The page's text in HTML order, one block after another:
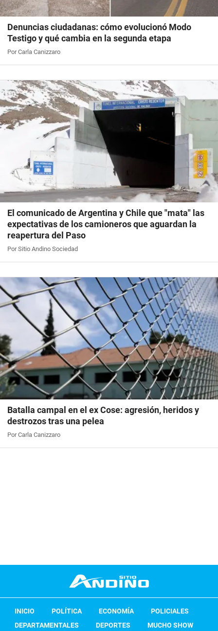
Denuncias ciudadanas: cómo evolucionó Modo
Testigo y qué cambia en la segunda etapa
Por Carla Canizzaro
El comunicado de Argentina y Chile que "mata" las
expectativas de los camioneros que aguardan la
reapertura del Paso
Por Sitio Andino Sociedad
Batalla campal en el ex Cose: agresión, heridos y
destrozos tras una pelea
Por Carla Canizzaro
INICIO POLÍTICA ECONOMÍA
POLICIALES
DEPARTAMENTALES
DEPORTES MUCHO SHOW